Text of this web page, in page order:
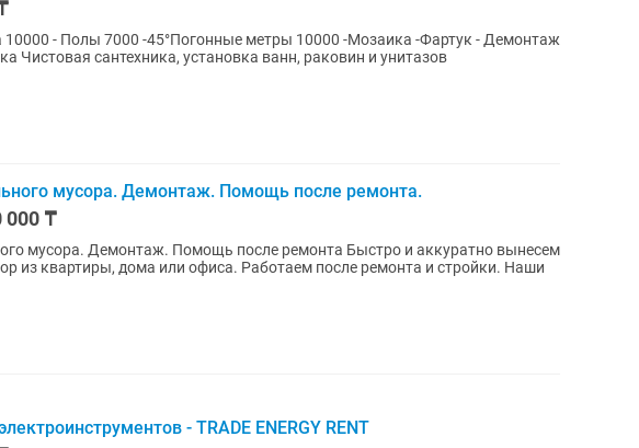
- Полы 7000 -45°Погонные метры 10000 -Мозаика -Фартук - Демонтаж
Кафель - Сантехника Чистовая сантехника, установка ванн, раковин и унитазов
мусора. Демонтаж. Помощь после ремонта.
000 ₸
Демонтаж. Помощь после ремонта Быстро и аккуратно вынесем
из квартиры, дома или офиса. Работаем после ремонта и стройки. Наши
- TRADE ENERGY RENT